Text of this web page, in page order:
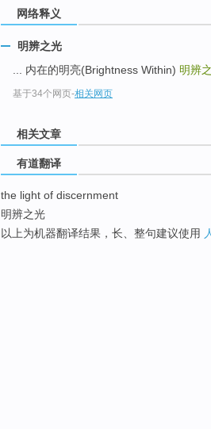
网络释义
明辨之光
... 内在的明亮(Brightness Within) 明辨
基于34个网页-相关网页
相关文章
有道翻译
the light of discernment
明辨之光
以上为机器翻译结果，长、整句建议使用